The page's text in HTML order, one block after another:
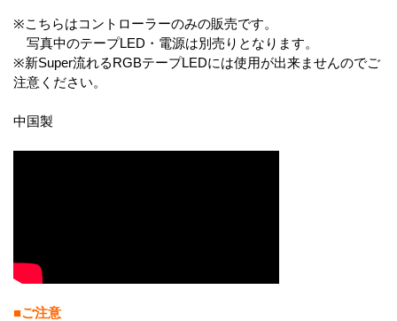
※こちらはコントローラーのみの販売です。
写真中のテープLED・電源は別売りとなります。
※新Super流れるRGBテープLEDには使用が出来ませんのでご
注意ください。
中国製
■ご注意